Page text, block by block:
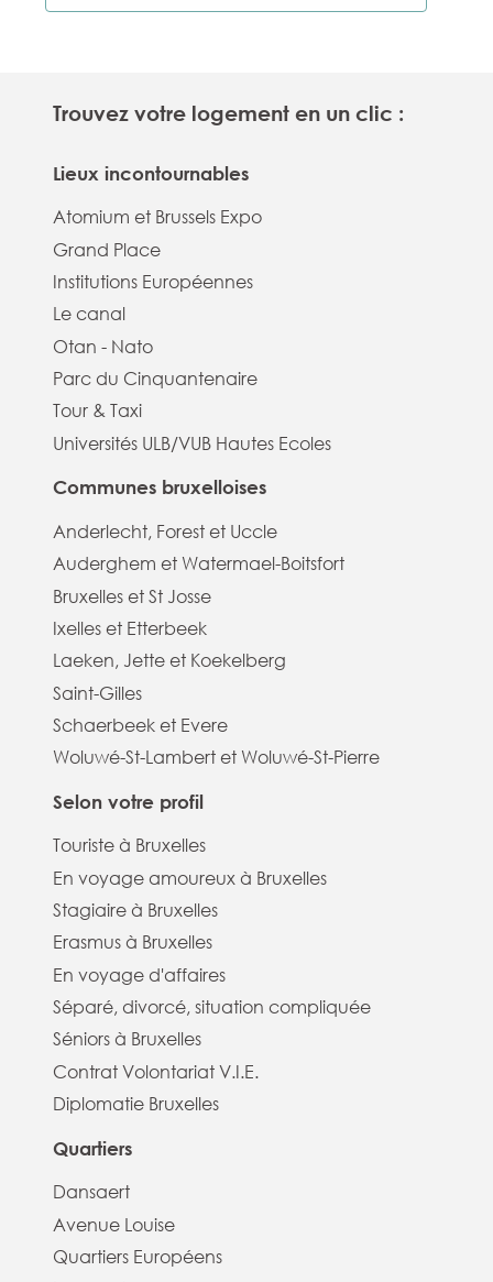
Trouvez votre logement en un clic :
Lieux incontournables
Atomium et Brussels Expo
Grand Place
Institutions Européennes
Le canal
Otan - Nato
Parc du Cinquantenaire
Tour & Taxi
Universités ULB/VUB Hautes Ecoles
Communes bruxelloises
Anderlecht, Forest et Uccle
Auderghem et Watermael-Boitsfort
Bruxelles et St Josse
Ixelles et Etterbeek
Laeken, Jette et Koekelberg
Saint-Gilles
Schaerbeek et Evere
Woluwé-St-Lambert et Woluwé-St-Pierre
Selon votre profil
Touriste à Bruxelles
En voyage amoureux à Bruxelles
Stagiaire à Bruxelles
Erasmus à Bruxelles
En voyage d'affaires
Séparé, divorcé, situation compliquée
Séniors à Bruxelles
Contrat Volontariat V.I.E.
Diplomatie Bruxelles
Quartiers
Dansaert
Avenue Louise
Quartiers Européens